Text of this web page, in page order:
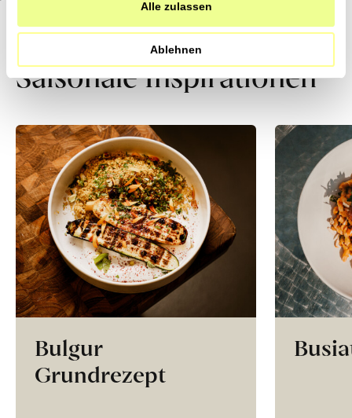
Alle zulassen
Ablehnen
Saisonale Inspirationen
Bulgur
Grundrezept